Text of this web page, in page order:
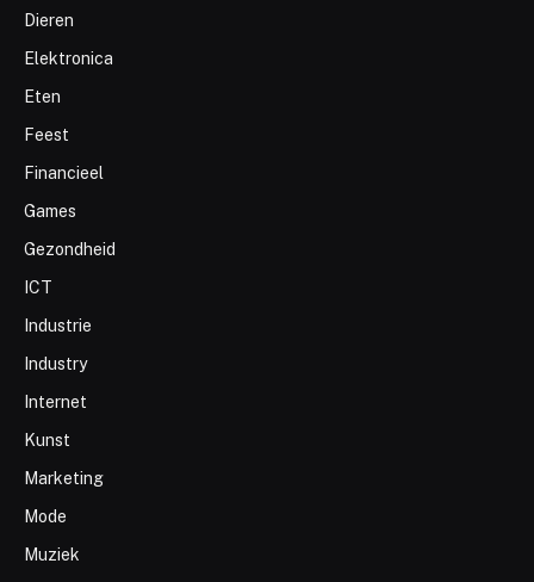
Dieren
Elektronica
Eten
Feest
Financieel
Games
Gezondheid
ICT
Industrie
Industry
Internet
Kunst
Marketing
Mode
Muziek